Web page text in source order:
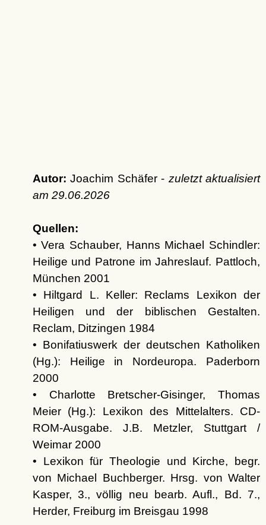
Autor: Joachim Schäfer - zuletzt aktualisiert
am 29.06.2026
Quellen:
• Vera Schauber, Hanns Michael Schindler:
Heilige und Patrone im Jahreslauf. Pattloch,
München 2001
• Hiltgard L. Keller: Reclams Lexikon der
Heiligen und der biblischen Gestalten.
Reclam, Ditzingen 1984
• Bonifatiuswerk der deutschen Katholiken
(Hg.): Heilige in Nordeuropa. Paderborn
2000
• Charlotte Bretscher-Gisinger, Thomas
Meier (Hg.): Lexikon des Mittelalters. CD-
ROM-Ausgabe. J.B. Metzler, Stuttgart /
Weimar 2000
• Lexikon für Theologie und Kirche, begr.
von Michael Buchberger. Hrsg. von Walter
Kasper, 3., völlig neu bearb. Aufl., Bd. 7.,
Herder, Freiburg im Breisgau 1998